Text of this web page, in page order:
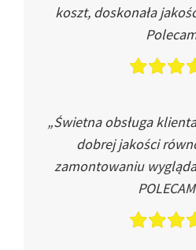
koszt, doskonała
„Świetna obsługa
dobrej jakości
zamontowaniu wygląda